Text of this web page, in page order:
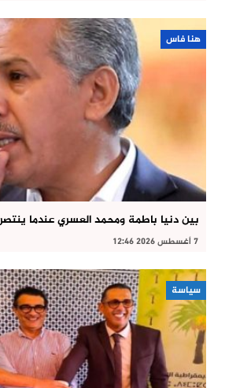
هنا فاس
بين دنيا باطمة ومحمد العسري عندما
7 أغسطس 2026 12:46
سياسة